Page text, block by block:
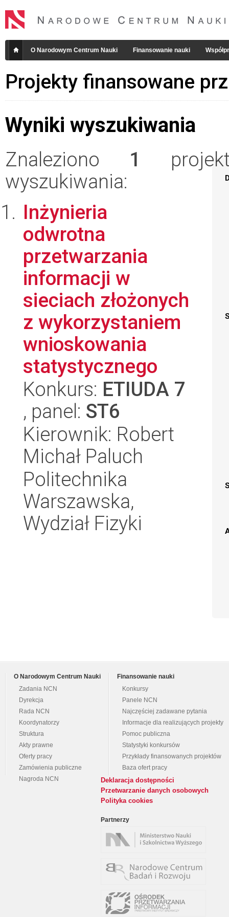
O Narodowym Centrum Nauki Finansowanie nauki
Projekty finansowane
Wyniki wyszukiwania
Znaleziono 1
wyszukiwania:
Inżynieria
odwrotna
przetwarzania
informacji w
sieciach złożonych
z wykorzystaniem
wnioskowania
statystycznego
Konkurs: ETIUDA 7
, panel: ST6
Kierownik: Robert
Michał Paluch
Politechnika
Warszawska,
Wydział Fizyki
O Narodowym Centrum Nauki
Zadania NCN
Dyrekcja
Rada NCN
Koordynatorzy
Struktura
Akty prawne
Oferty pracy
Zamówienia publiczne
Nagroda NCN
Finansowanie nauki
Konkursy
Panele NCN
Najczęściej zadawane pytania
Informacje dla realizujących projekty
Pomoc publiczna
Statystyki konkursów
Przykłady finansowanych projektów
Baza ofert pracy
Deklaracja dostępności
Przetwarzanie danych osobowych
Polityka cookies
Partnerzy